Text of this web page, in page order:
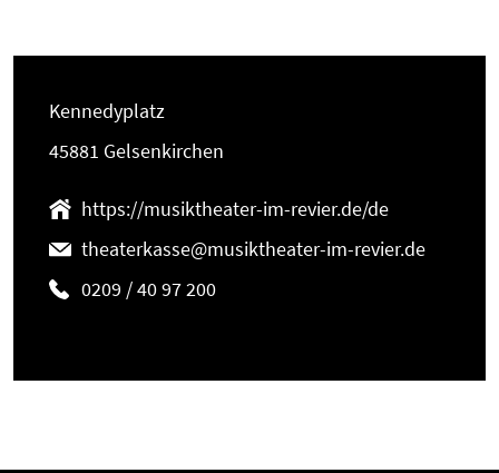
Kennedyplatz
45881 Gelsenkirchen
https://musiktheater-im-revier.de/de
theaterkasse@musiktheater-im-revier.de
0209 / 40 97 200